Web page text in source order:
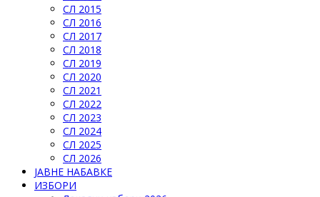
СЛ 2015
СЛ 2016
СЛ 2017
СЛ 2018
СЛ 2019
СЛ 2020
СЛ 2021
СЛ 2022
СЛ 2023
СЛ 2024
СЛ 2025
СЛ 2026
ЈАВНЕ НАБАВКЕ
ИЗБОРИ